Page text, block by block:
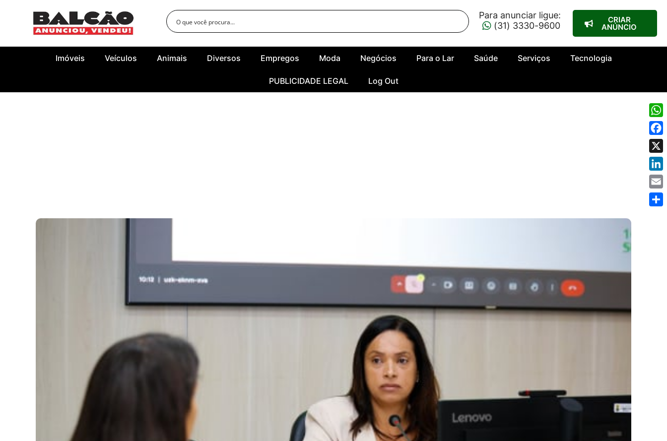
Para anunciar ligue:
(31) 3330-9600
CRIAR
ANÚNCIO
Imóveis Veículos Animais Diversos Empregos Moda Negócios Para o Lar Saúde Serviços Tecnologia
PUBLICIDADE LEGAL Log Out
X